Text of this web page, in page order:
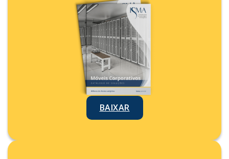
BAIXAR